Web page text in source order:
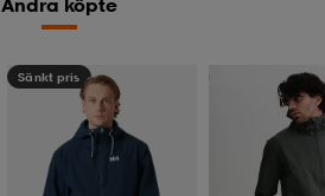
Sänkt pris Kampanj -25%